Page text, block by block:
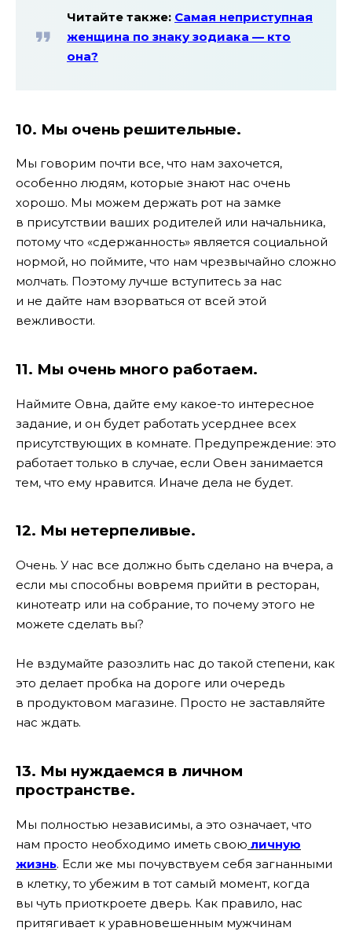
Читайте также: Самая неприступная
женщина по знаку зодиака — кто
она?
10. Мы очень решительные.
Мы говорим почти все, что нам захочется,
особенно людям, которые знают нас очень
хорошо. Мы можем держать рот на замке
в присутствии ваших родителей или начальника,
потому что «сдержанность» является социальной
нормой, но поймите, что нам чрезвычайно сложно
молчать. Поэтому лучше вступитесь за нас
и не дайте нам взорваться от всей этой
вежливости.
11. Мы очень много работаем.
Наймите Овна, дайте ему какое-то интересное
задание, и он будет работать усерднее всех
присутствующих в комнате. Предупреждение: это
работает только в случае, если Овен занимается
тем, что ему нравится. Иначе дела не будет.
12. Мы нетерпеливые.
Очень. У нас все должно быть сделано на вчера, а
если мы способны вовремя прийти в ресторан,
кинотеатр или на собрание, то почему этого не
можете сделать вы?
Не вздумайте разозлить нас до такой степени, как
это делает пробка на дороге или очередь
в продуктовом магазине. Просто не заставляйте
нас ждать.
13. Мы нуждаемся в личном
пространстве.
Мы полностью независимы, а это означает, что
нам просто необходимо иметь свою личную
жизнь. Если же мы почувствуем себя загнанными
в клетку, то убежим в тот самый момент, когда
вы чуть приоткроете дверь. Как правило, нас
притягивает к уравновешенным мужчинам